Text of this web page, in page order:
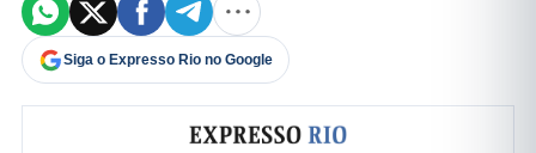
Siga o Expresso Rio no Google
Formulário de cadastro